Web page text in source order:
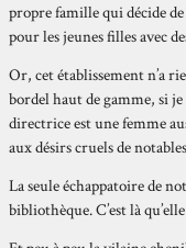
propre famille qui décide
pour les jeunes filles avec
Or, cet établissement n’a
bordel haut de gamme, si
directrice est une femme
aux désirs cruels de
La seule échappatoire de
bibliothèque. C’est là